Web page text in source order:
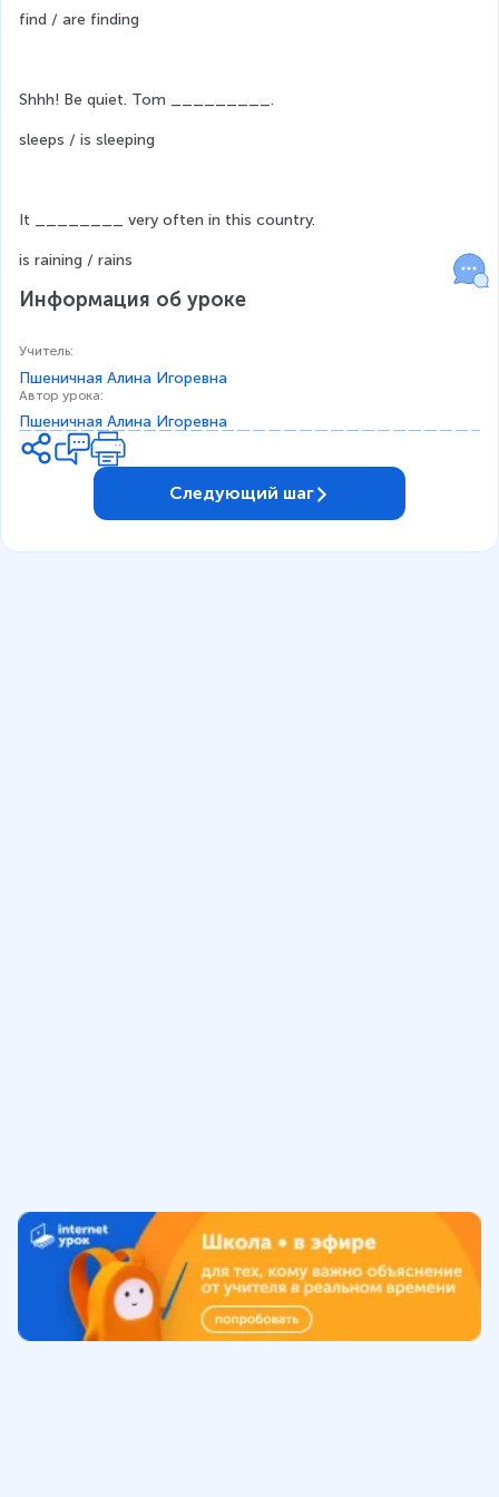
find / are finding
Shhh! Be quiet. Tom _________.
sleeps / is sleeping
It ________ very often in this country.
is raining / rains
Информация об уроке
Учитель:
Пшеничная Алина Игоревна
Автор урока:
Пшеничная Алина Игоревна
Следующий шаг